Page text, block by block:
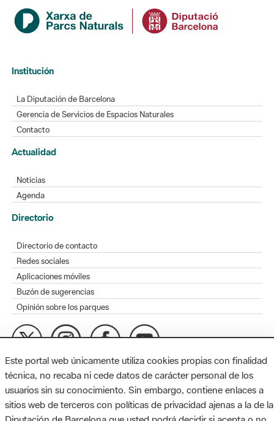
Institución
La Diputación de Barcelona
Gerencia de Servicios de Espacios Naturales
Contacto
Actualidad
Noticias
Agenda
Directorio
Directorio de contacto
Redes sociales
Aplicaciones móviles
Buzón de sugerencias
Opinión sobre los parques
MAPA WEB AVISO LEGAL ACCESIBILIDAD
Diputación de Barcelona. Edifici Llacuna, 1a planta. Badajoz, 49.
08005 Barcelona. Tel. 934 022 428 / xarxaparcs@diba.cat
Este portal web únicamente utiliza cookies propias con finalidad
técnica, no recaba ni cede datos de carácter personal de los
usuarios sin su conocimiento. Sin embargo, contiene enlaces a
sitios web de terceros con políticas de privacidad ajenas a la de la